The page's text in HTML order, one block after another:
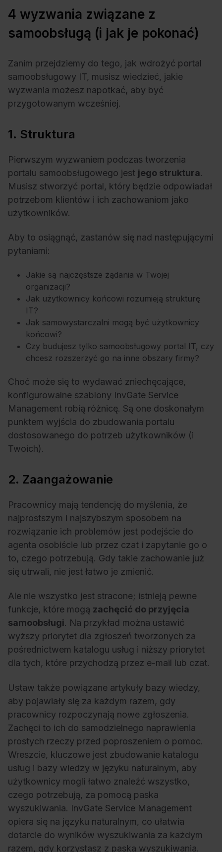
4 wyzwania związane z
samoobsługą (i jak je pokonać)
Zanim przejdziemy do tego, jak wdrożyć portal
samoobsługowy IT, musisz wiedzieć, jakie
wyzwania możesz napotkać, aby być
przygotowanym wcześniej.
1. Struktura
Pierwszym wyzwaniem podczas tworzenia
portalu samoobsługowego jest jego struktura.
Musisz stworzyć portal, który będzie odpowiadał
potrzebom klientów i ich zachowaniom jako
użytkowników.
Aby to osiągnąć, zastanów się nad następującymi
pytaniami:
Jakie są najczęstsze żądania w Twojej
organizacji?
Jak użytkownicy końcowi rozumieją strukturę
IT?
Jak samowystarczalni mogą być użytkownicy
końcowi?
Czy budujesz tylko samoobsługowy portal IT, czy
chcesz rozszerzyć go na inne obszary firmy?
Choć może się to wydawać zniechęcające,
konfigurowalne szablony InvGate Service
Management robią różnicę. Są one doskonałym
punktem wyjścia do zbudowania portalu
dostosowanego do potrzeb użytkowników (i
Twoich).
2. Zaangażowanie
Pracownicy mają tendencję do myślenia, że
najprostszym i najszybszym sposobem na
rozwiązanie ich problemów jest podejście do
agenta osobiście lub przez czat i zapytanie go o
to, czego potrzebują. Gdy takie zachowanie już
się utrwali, nie jest łatwo je zmienić.
Ale nie wszystko jest stracone; istnieją pewne
funkcje, które mogą zachęcić do przyjęcia
samoobsługi. Na przykład można ustawić
wyższy priorytet dla zgłoszeń tworzonych za
pośrednictwem katalogu usług i niższy priorytet
dla tych, które przychodzą przez e-mail lub czat.
Ustaw także powiązane artykuły bazy wiedzy,
aby pojawiały się za każdym razem, gdy
pracownicy rozpoczynają nowe zgłoszenia.
Zachęci to ich do samodzielnego naprawienia
prostych rzeczy przed poproszeniem o pomoc.
Wreszcie, kluczowe jest zbudowanie katalogu
usług i bazy wiedzy w języku naturalnym, aby
użytkownicy mogli łatwo znaleźć wszystko,
czego potrzebują, za pomocą paska
wyszukiwania. InvGate Service Management
opiera się na języku naturalnym, co ułatwia
dotarcie do wyników wyszukiwania za każdym
razem, gdy korzystasz z paska wyszukiwania.